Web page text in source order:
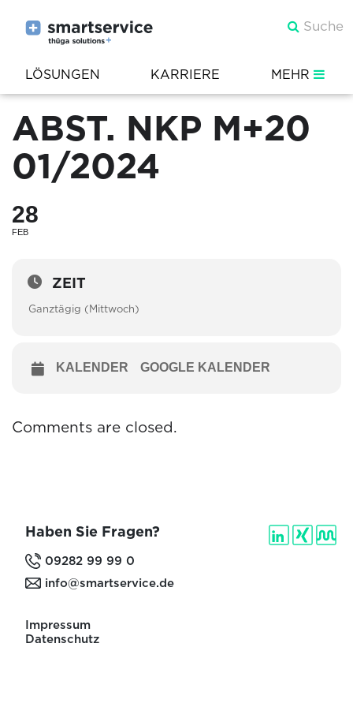
LÖSUNGEN KARRIERE MEHR
ABST. NKP M+20
01/2024
28
FEB
ZEIT
Ganztägig (Mittwoch)
KALENDER GOOGLE KALENDER
Comments are closed.
Haben Sie Fragen?
09282 99 99 0
info@smartservice.de
Impressum
Datenschutz